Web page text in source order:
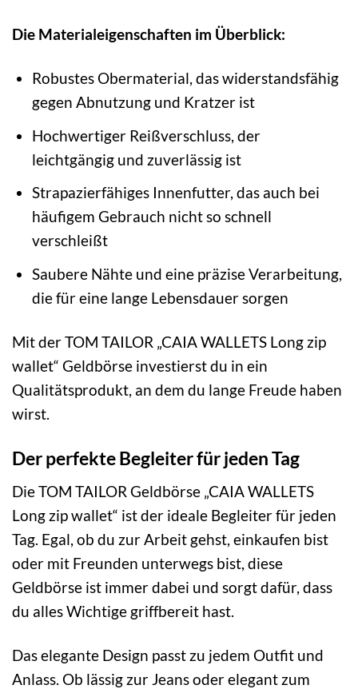
Die Materialeigenschaften im Überblick:
Robustes Obermaterial, das widerstandsfähig
gegen Abnutzung und Kratzer ist
Hochwertiger Reißverschluss, der
leichtgängig und zuverlässig ist
Strapazierfähiges Innenfutter, das auch bei
häufigem Gebrauch nicht so schnell
verschleißt
Saubere Nähte und eine präzise Verarbeitung,
die für eine lange Lebensdauer sorgen
Mit der TOM TAILOR „CAIA WALLETS Long zip
wallet“ Geldbörse investierst du in ein
Qualitätsprodukt, an dem du lange Freude haben
wirst.
Der perfekte Begleiter für jeden Tag
Die TOM TAILOR Geldbörse „CAIA WALLETS
Long zip wallet“ ist der ideale Begleiter für jeden
Tag. Egal, ob du zur Arbeit gehst, einkaufen bist
oder mit Freunden unterwegs bist, diese
Geldbörse ist immer dabei und sorgt dafür, dass
du alles Wichtige griffbereit hast.
Das elegante Design passt zu jedem Outfit und
Anlass. Ob lässig zur Jeans oder elegant zum